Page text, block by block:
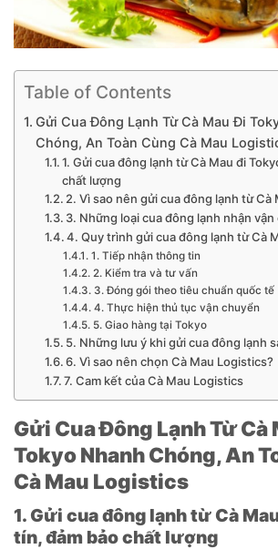
Table of Contents
Gửi Cua Đông Lạnh Từ Cà Mau Đi
Chóng, An Toàn Cùng Cà Mau
1. Gửi cua đông lạnh từ Cà Mau đi
chất lượng
2. Vì sao nên gửi cua đông lạnh từ Cà
3. Những loại cua đông lạnh nhận
4. Quy trình gửi cua đông lạnh từ Cà
1. Tiếp nhận thông tin
2. Kiểm tra và tư vấn
3. Đóng gói theo tiêu chuẩn quốc tế
4. Thực hiện thủ tục vận chuyển
5. Giao hàng tại Tokyo
5. Những lưu ý khi gửi cua đông lạnh
6. Vì sao nên chọn Cà Mau Logistics?
7. Cam kết của Cà Mau Logistics
Gửi Cua Đông Lạnh Từ Cà
Tokyo Nhanh Chóng, An
Cà Mau Logistics
1. Gửi cua đông lạnh từ Cà
tín, đảm bảo chất lượng